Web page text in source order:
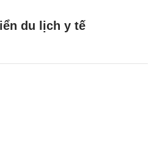
du lịch y tế